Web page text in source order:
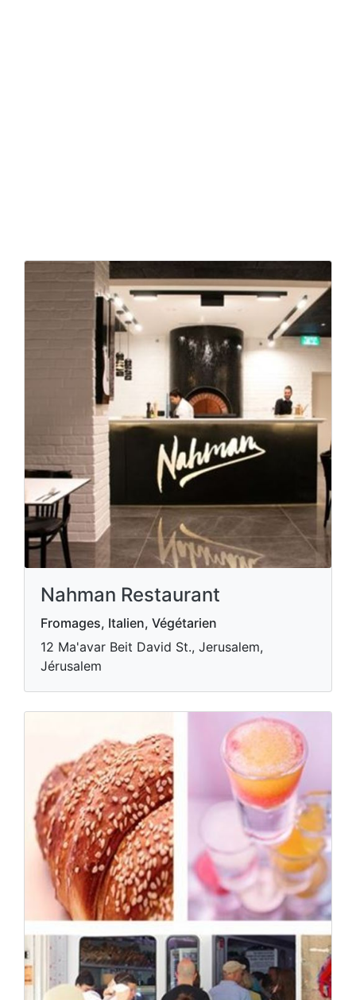
Nahman Restaurant
Fromages, Italien, Végétarien
12 Ma'avar Beit David St., Jerusalem,
Jérusalem